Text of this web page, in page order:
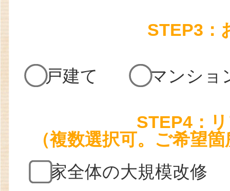
STEP3：
戸建て マンショ
STEP4：
（複数選択可。ご希望
家全体の大規模改修